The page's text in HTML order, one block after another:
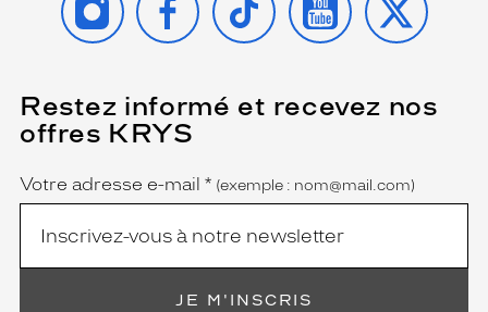
Restez informé et recevez nos
offres KRYS
Name
Votre adresse e-mail *
(Ce
champ
est
obligatoire)
(exemple : nom@mail.com)
JE M'INSCRIS